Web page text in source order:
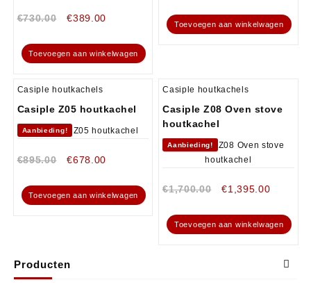
Producten
€730.00 €389.00
Toevoegen aan winkelwagen
Toevoegen aan winkelwagen
Casiple houtkachels
Casiple Z05 houtkachel
Aanbieding!
€895.00 €678.00
Toevoegen aan winkelwagen
Casiple houtkachels
Casiple Z08 Oven stove
houtkachel
Aanbieding!
€1,700.00 €1,395.00
Toevoegen aan winkelwagen